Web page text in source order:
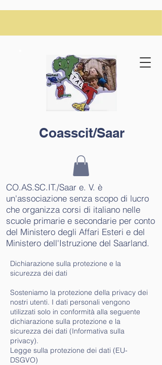
Coasscit/Saar
CO.AS.SC.IT./Saar e. V. è
un'associazione senza scopo di lucro
che organizza corsi di italiano nelle
scuole primarie e secondarie per conto
del Ministero degli Affari Esteri e del
Ministero dell'Istruzione del Saarland.
Dichiarazione sulla protezione e la
sicurezza dei dati
Sosteniamo la protezione della privacy dei
nostri utenti. I dati personali vengono
utilizzati solo in conformità alla seguente
dichiarazione sulla protezione e la
sicurezza dei dati (Informativa sulla
privacy).
Legge sulla protezione dei dati (EU-
DSGVO)